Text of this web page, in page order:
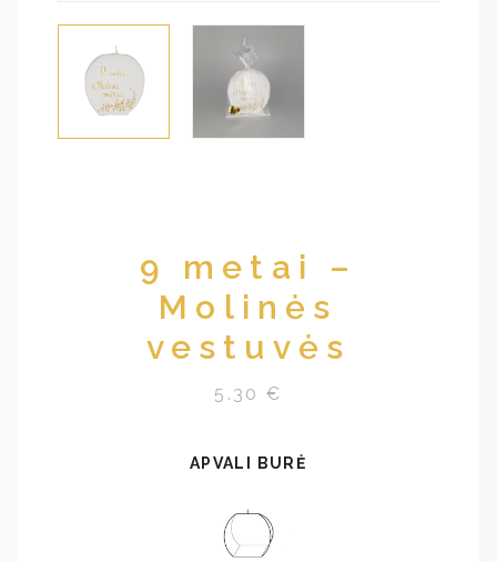
9 metai –
Molinės
vestuvės
5.30 €
APVALI BURĖ